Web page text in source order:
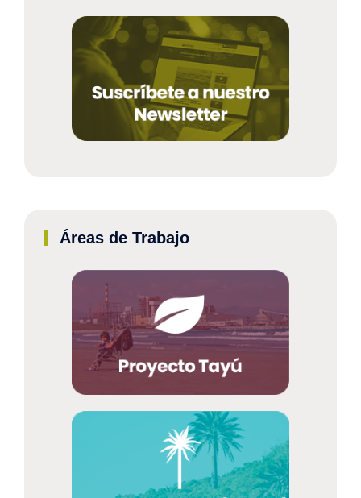
Áreas de Trabajo